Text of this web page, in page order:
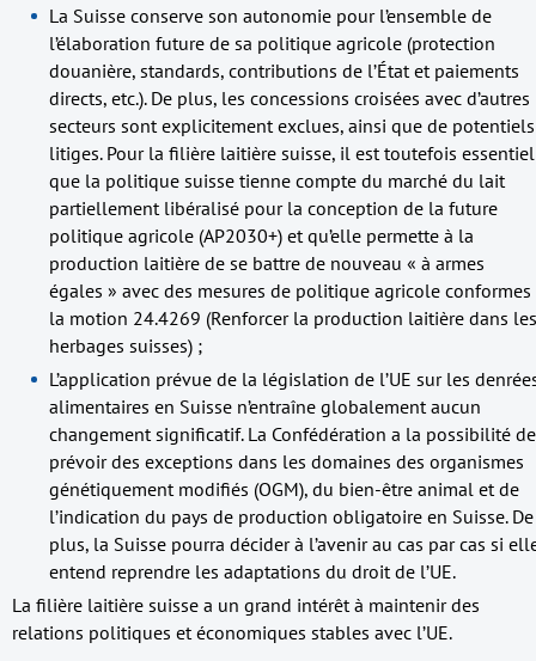
La Suisse conserve son autonomie pour l’ensemble de
l’élaboration future de sa politique agricole (protection
douanière, standards, contributions de l’État et paiements
directs, etc.). De plus, les concessions croisées avec d’autres
secteurs sont explicitement exclues, ainsi que de potentiels
litiges. Pour la filière laitière suisse, il est toutefois essentiel
que la politique suisse tienne compte du marché du lait
partiellement libéralisé pour la conception de la future
politique agricole (AP2030+) et qu’elle permette à la
production laitière de se battre de nouveau « à armes
égales » avec des mesures de politique agricole conformes
la motion 24.4269 (Renforcer la production laitière dans les
herbages suisses) ;
L’application prévue de la législation de l’UE sur les
alimentaires en Suisse n’entraîne globalement aucun
changement significatif. La Confédération a la possibilité de
prévoir des exceptions dans les domaines des organismes
génétiquement modifiés (OGM), du bien-être animal et de
l’indication du pays de production obligatoire en Suisse. De
plus, la Suisse pourra décider à l’avenir au cas par cas si
entend reprendre les adaptations du droit de l’UE.
La filière laitière suisse a un grand intérêt à maintenir des
relations politiques et économiques stables avec l’UE.